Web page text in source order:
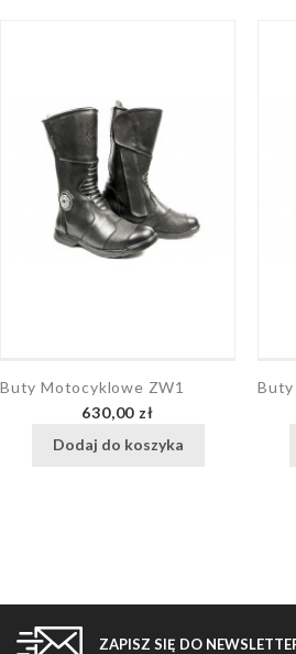
Buty Motocyklowe ZW1
Cena
630,00 zł
Dodaj do koszyka
Buty
ZAPISZ SIĘ DO